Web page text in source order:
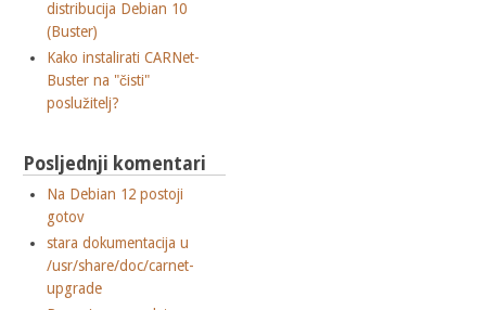
distribucija Debian 10
(Buster)
Kako instalirati CARNet-
Buster na "čisti"
poslužitelj?
Posljednji komentari
Na Debian 12 postoji
gotov
stara dokumentacija u
/usr/share/doc/carnet-
upgrade